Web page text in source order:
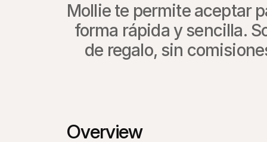
Mollie te permite aceptar
forma rápida y sencilla.
de regalo, sin
Overview